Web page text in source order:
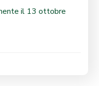
il 13 ottobre